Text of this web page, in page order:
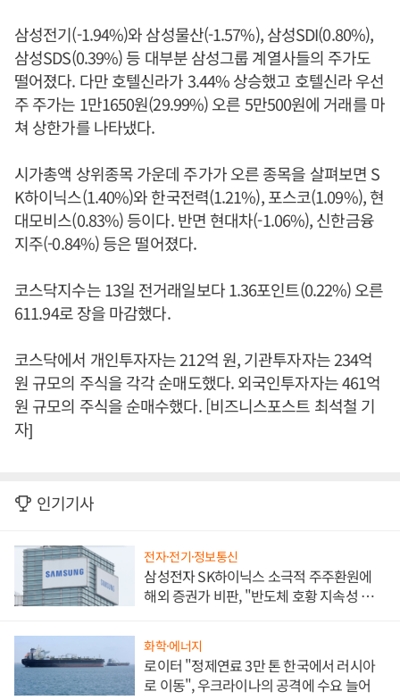
삼성전기(-1.94%)와 삼성물산(-1.57%), 삼성SDI(0.80%),
삼성SDS(0.39%) 등 대부분 삼성그룹 계열사들의 주가도
떨어졌다. 다만 호텔신라가 3.44% 상승했고 호텔신라 우선
주 주가는 1만1650원(29.99%) 오른 5만500원에 거래를 마
쳐 상한가를 나타냈다.
시가총액 상위종목 가운데 주가가 오른 종목을 살펴보면 S
K하이닉스(1.40%)와 한국전력(1.21%), 포스코(1.09%), 현
대모비스(0.83%) 등이다. 반면 현대차(-1.06%), 신한금융
지주(-0.84%) 등은 떨어졌다.
코스닥지수는 13일 전거래일보다 1.36포인트(0.22%) 오른
611.94로 장을 마감했다.
코스닥에서 개인투자자는 212억 원, 기관투자자는 234억
원 규모의 주식을 각각 순매도했다. 외국인투자자는 461억
원 규모의 주식을 순매수했다. [비즈니스포스트 최석철 기
자]
인기기사
전자·전기·정보통신
삼성전자 SK하이닉스 소극적 주주환원에
해외 증권가 비판, "반도체 호황 지속성 의
화학·에너지
로이터 "정제연료 3만 톤 한국에서 러시아
로 이동", 우크라이나의 공격에 수요 늘어